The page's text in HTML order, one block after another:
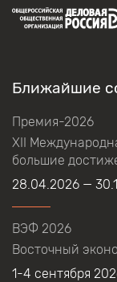
Ближайшие
Премия-2026
XII
большие
28.04.2026 —
ВЭФ 2026
Восточный
1-4 сентября